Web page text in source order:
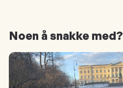
Noen å snakke med?